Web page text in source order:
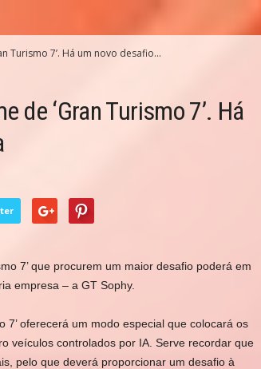
Turismo 7’. Há um novo desafio...
de ‘Gran Turismo 7’. Há
7’ que procurem um maior desafio poderá em
empresa – a GT Sophy.
7’ oferecerá um modo especial que colocará os
veículos controlados por IA. Serve recordar que
pelo que deverá proporcionar um desafio à